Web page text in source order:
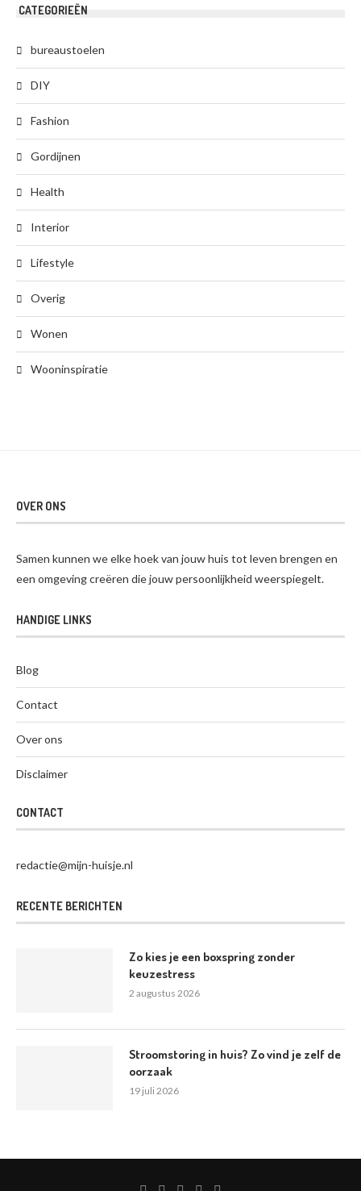
CATEGORIEËN
bureaustoelen
DIY
Fashion
Gordijnen
Health
Interior
Lifestyle
Overig
Wonen
Wooninspiratie
OVER ONS
Samen kunnen we elke hoek van jouw huis tot leven brengen en
een omgeving creëren die jouw persoonlijkheid weerspiegelt.
HANDIGE LINKS
Blog
Contact
Over ons
Disclaimer
CONTACT
redactie@mijn-huisje.nl
RECENTE BERICHTEN
Zo kies je een boxspring zonder
keuzestress
2 augustus 2026
Stroomstoring in huis? Zo vind je zelf de
oorzaak
19 juli 2026